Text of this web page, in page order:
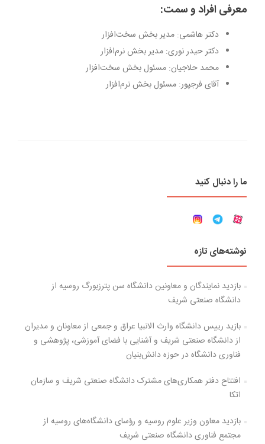
معرفی افراد و سمت:
دکتر هاشمی: مدیر بخش سخت‌افزار
دکتر حیدر نوری: مدیر بخش نرم‌افزار
محمد حلاجیان: مسئول بخش سخت‌افزار
آقای فرجپور: مسئول بخش نرم‌افزار
ما را دنبال کنید
نوشته‌های تازه
بازدید نمایندگان و معاونین دانشگاه سن پترزبورگ روسیه از
دانشگاه صنعتی شریف
بازید رییس دانشگاه وارث الانبیا عراق و جمعی از معاونان و مدیران
از دانشگاه صنعتی شریف و آشنایی با فضای آموزشی، پژوهشی و
فناوری دانشگاه در حوزه دانش‌بنیان
افتتاح دفتر همکاری‌های مشترک دانشگاه صنعتی شریف و سازمان
اتکا
بازدید معاون وزیر علوم روسیه و رؤسای دانشگاه‌های روسیه از
مجتمع فناوری دانشگاه صنعتی شریف